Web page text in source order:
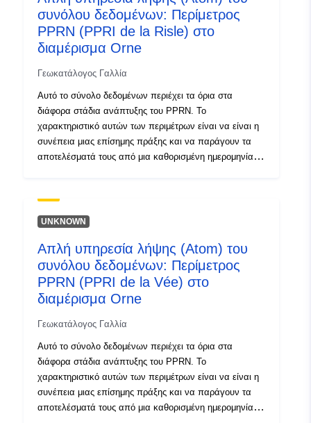
PPRNs και PM3 για PPRT)·- πεδίο μελέτης που
αντιστοιχεί στο φάκελο στο οποίο μελετήθηκαν οι
κίνδυνοι.
συνόλου δεδομένων: Περίμετρος
PPRN (PPRI de la Risle) στο
διαμέρισμα Orne
Γεωκατάλογος Γαλλία
Αυτό το σύνολο δεδομένων περιέχει τα όρια στα
διάφορα στάδια ανάπτυξης του PPRN. Το
χαρακτηριστικό αυτών των περιμέτρων είναι να είναι η
συνέπεια μιας επίσημης πράξης και να παράγουν τα
αποτελέσματά τους από μια καθορισμένη ημερομηνία.
(φυσικού ή τεχνολογικού) — εύρος έκθεσης σε
κινδύνους που αντιστοιχεί στο πεδίο εφαρμογής που
περίμετρος είναι μια βοηθητική δουλεία (PM1 για
PPRNs και PM3 για PPRT)·- πεδίο μελέτης που
αντιστοιχεί στο φάκελο στο οποίο μελετήθηκαν οι
κίνδυνοι.
UNKNOWN
Απλή υπηρεσία λήψης (Atom) του
συνόλου δεδομένων: Περίμετρος
PPRN (PPRI de la Vée) στο
διαμέρισμα Orne
Γεωκατάλογος Γαλλία
Αυτό το σύνολο δεδομένων περιέχει τα όρια στα
διάφορα στάδια ανάπτυξης του PPRN. Το
χαρακτηριστικό αυτών των περιμέτρων είναι να είναι η
συνέπεια μιας επίσημης πράξης και να παράγουν τα
αποτελέσματά τους από μια καθορισμένη ημερομηνία.